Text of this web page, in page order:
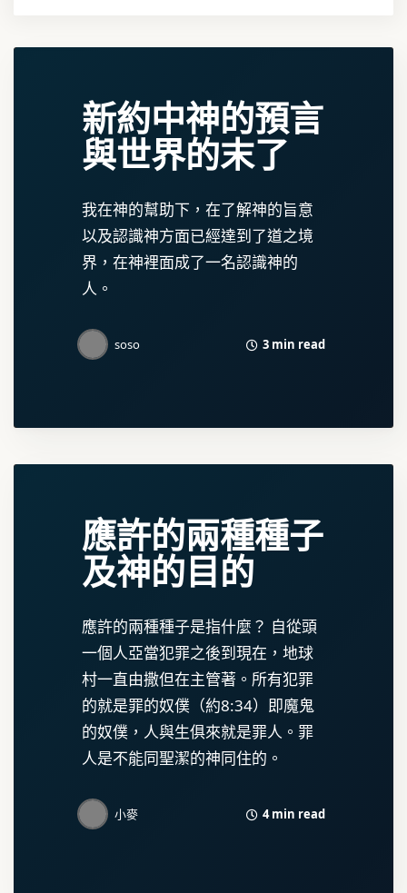
新約中神的預言
與世界的末了
我在神的幫助下，在了解神的旨意
以及認識神方面已經達到了道之境
界，在神裡面成了一名認識神的
人。
soso 3 min read
應許的兩種種子
及神的目的
應許的兩種種子是指什麼？ 自從頭
一個人亞當犯罪之後到現在，地球
村一直由撒但在主管著。所有犯罪
的就是罪的奴僕（約8:34）即魔鬼
的奴僕，人與生俱來就是罪人。罪
人是不能同聖潔的神同住的。
小麥 4 min read